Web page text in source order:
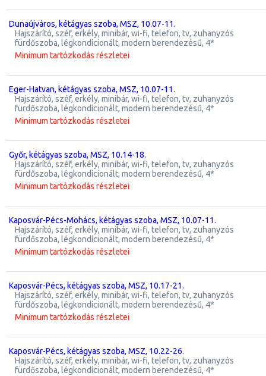
Dunaújváros, kétágyas szoba, MSZ, 10.07-11.
hajszárító, széf, erkély, minibár, wi-fi, telefon, tv, zuhanyzós
fürdőszoba, légkondícionált, modern berendezésű, 4*
Minimum tartózkodás részletei
Eger-Hatvan, kétágyas szoba, MSZ, 10.07-11.
hajszárító, széf, erkély, minibár, wi-fi, telefon, tv, zuhanyzós
fürdőszoba, légkondícionált, modern berendezésű, 4*
Minimum tartózkodás részletei
Győr, kétágyas szoba, MSZ, 10.14-18.
hajszárító, széf, erkély, minibár, wi-fi, telefon, tv, zuhanyzós
fürdőszoba, légkondícionált, modern berendezésű, 4*
Minimum tartózkodás részletei
Kaposvár-Pécs-Mohács, kétágyas szoba, MSZ, 10.07-11.
hajszárító, széf, erkély, minibár, wi-fi, telefon, tv, zuhanyzós
fürdőszoba, légkondícionált, modern berendezésű, 4*
Minimum tartózkodás részletei
Kaposvár-Pécs, kétágyas szoba, MSZ, 10.17-21.
hajszárító, széf, erkély, minibár, wi-fi, telefon, tv, zuhanyzós
fürdőszoba, légkondícionált, modern berendezésű, 4*
Minimum tartózkodás részletei
Kaposvár-Pécs, kétágyas szoba, MSZ, 10.22-26.
hajszárító, széf, erkély, minibár, wi-fi, telefon, tv, zuhanyzós
fürdőszoba, légkondícionált, modern berendezésű, 4*